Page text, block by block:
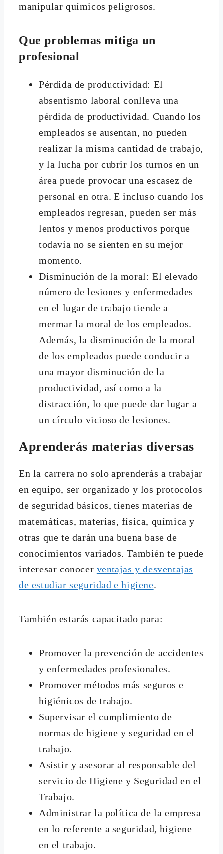
manipular químicos peligrosos.
Que problemas mitiga un
profesional
Pérdida de productividad: El
absentismo laboral conlleva una
pérdida de productividad. Cuando los
empleados se ausentan, no pueden
realizar la misma cantidad de trabajo,
y la lucha por cubrir los turnos en un
área puede provocar una escasez de
personal en otra. E incluso cuando los
empleados regresan, pueden ser más
lentos y menos productivos porque
todavía no se sienten en su mejor
momento.
Disminución de la moral: El elevado
número de lesiones y enfermedades
en el lugar de trabajo tiende a
mermar la moral de los empleados.
Además, la disminución de la moral
de los empleados puede conducir a
una mayor disminución de la
productividad, así como a la
distracción, lo que puede dar lugar a
un círculo vicioso de lesiones.
Aprenderás materias diversas
En la carrera no solo aprenderás a trabajar
en equipo, ser organizado y los protocolos
de seguridad básicos, tienes materias de
matemáticas, materias, física, química y
otras que te darán una buena base de
conocimientos variados. También te puede
interesar conocer ventajas y desventajas
de estudiar seguridad e higiene.
También estarás capacitado para:
Promover la prevención de accidentes
y enfermedades profesionales.
Promover métodos más seguros e
higiénicos de trabajo.
Supervisar el cumplimiento de
normas de higiene y seguridad en el
trabajo.
Asistir y asesorar al responsable del
servicio de Higiene y Seguridad en el
Trabajo.
Administrar la política de la empresa
en lo referente a seguridad, higiene
en el trabajo.